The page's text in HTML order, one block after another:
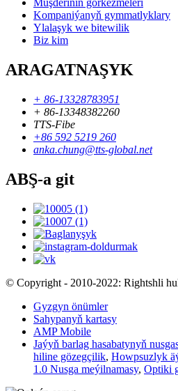
Müşderiniň görkezmeleri
Kompaniýanyň gymmatlyklary
Ylalaşyk we bitewilik
Biz kim
ARAGATNAŞYK
+ 86-13328783951
+ 86-13348382260
TTS-Fibe
+86 592 5219 260
anka.chung@tts-global.net
ABŞ-a git
© Copyright - 2010-2022: Rightshli
Gyzgyn önümler
Sahypanyň kartasy
AMP Mobile
Jaýyň barlag hasabatynyň
hiline gözegçilik, Howpsuzlyk
1.0 Nusga meýilnamasy, Optiki